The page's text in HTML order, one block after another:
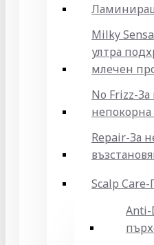
Milky
ултра
млечен
No Frizz-
непокорна
Repair-За
Scalp Care-
Anti-